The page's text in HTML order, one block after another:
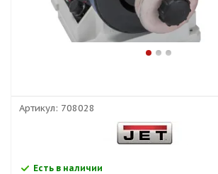
Артикул: 708028
Есть в наличии